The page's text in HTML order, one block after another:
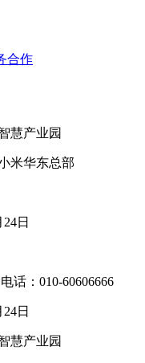
合作
慧产业园
米华东总部
日
话：010-60606666
日
慧产业园